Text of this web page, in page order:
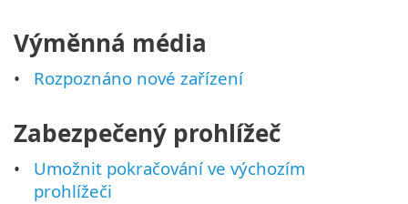
Výměnná média
Rozpoznáno nové zařízení
Zabezpečený prohlížeč
Umožnit pokračování ve výchozím
prohlížeči